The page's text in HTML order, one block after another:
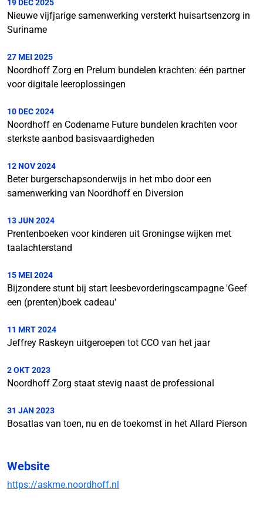
19 DEC 2025
Nieuwe vijfjarige samenwerking versterkt huisartsenzorg in
Suriname
27 MEI 2025
Noordhoff Zorg en Prelum bundelen krachten: één partner
voor digitale leeroplossingen
10 DEC 2024
Noordhoff en Codename Future bundelen krachten voor
sterkste aanbod basisvaardigheden
12 NOV 2024
Beter burgerschapsonderwijs in het mbo door een
samenwerking van Noordhoff en Diversion
13 JUN 2024
Prentenboeken voor kinderen uit Groningse wijken met
taalachterstand
15 MEI 2024
Bijzondere stunt bij start leesbevorderingscampagne 'Geef
een (prenten)boek cadeau'
11 MRT 2024
Jeffrey Raskeyn uitgeroepen tot CCO van het jaar
2 OKT 2023
Noordhoff Zorg staat stevig naast de professional
31 JAN 2023
Bosatlas van toen, nu en de toekomst in het Allard Pierson
Website
https://askme.noordhoff.nl